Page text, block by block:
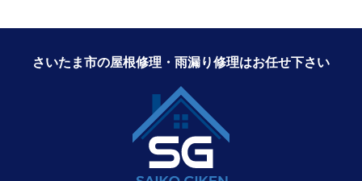
さいたま市の屋根修理・雨漏り修理はお任せ下さい